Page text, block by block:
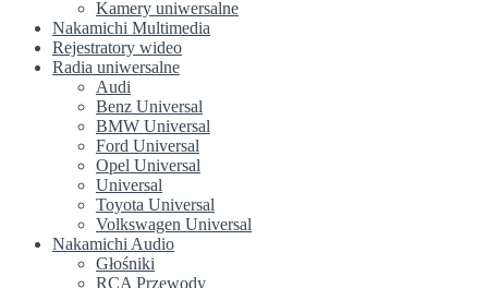
Kamery uniwersalne
Nakamichi Multimedia
Rejestratory wideo
Radia uniwersalne
Audi
Benz Universal
BMW Universal
Ford Universal
Opel Universal
Universal
Toyota Universal
Volkswagen Universal
Nakamichi Audio
Głośniki
RCA Przewody